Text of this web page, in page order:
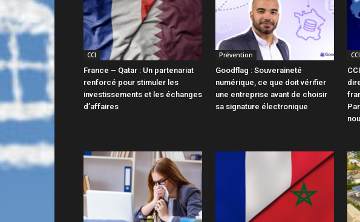
CCI
France – Qatar : Un partenariat
renforcé pour stimuler les
investissements et les échanges
d’affaires
Prévention
Goodflag : Souveraineté
numérique, ce que doit vérifier
une entreprise avant de choisir
sa signature électronique
CCI